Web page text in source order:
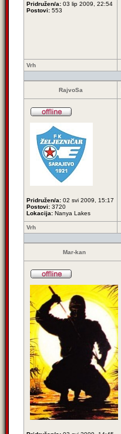
Pridružen/a: 03 lip 2009, 22:54
Postovi: 553
Vrh
RajvoSa
Pridružen/a: 02 svi 2009, 15:17
Postovi: 3720
Lokacija: Nanya Lakes
Vrh
Mar-kan